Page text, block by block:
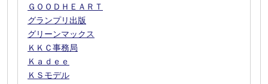
ＧＯＯＤＨＥＡＲＴ
グランプリ出版
グリーンマックス
ＫＫＣ事務局
Ｋａｄｅｅ
ＫＳモデル